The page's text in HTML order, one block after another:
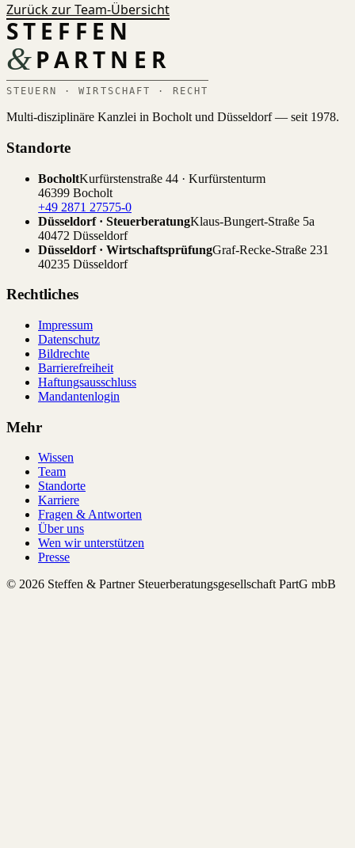
Zurück zur Team-Übersicht
STEFFEN
&PARTNER
STEUERN · WIRTSCHAFT · RECHT
Multi-disziplinäre Kanzlei in Bocholt und Düsseldorf — seit 1978.
Standorte
BocholtKurfürstenstraße 44 · Kurfürstenturm
46399 Bocholt
+49 2871 27575-0
Düsseldorf · SteuerberatungKlaus-Bungert-Straße 5a
40472 Düsseldorf
Düsseldorf · WirtschaftsprüfungGraf-Recke-Straße 231
40235 Düsseldorf
Rechtliches
Impressum
Datenschutz
Bildrechte
Barrierefreiheit
Haftungsausschluss
Mandantenlogin
Mehr
Wissen
Team
Standorte
Karriere
Fragen & Antworten
Über uns
Wen wir unterstützen
Presse
© 2026 Steffen & Partner Steuerberatungsgesellschaft PartG mbB